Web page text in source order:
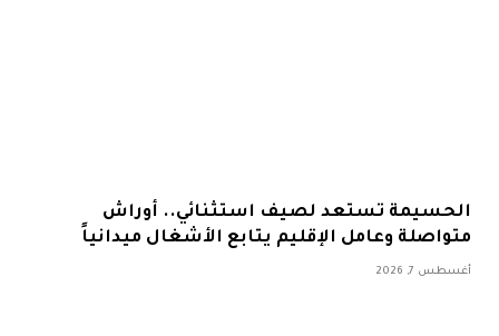
الحسيمة تستعد لصيف استثنائي.. أوراش
متواصلة وعامل الإقليم يتابع الأشغال ميدانياً
أغسطس 7, 2026